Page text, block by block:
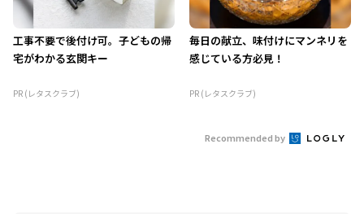
工事不要で後付け可。子どもの帰
宅がわかる玄関キー
PR (レタスクラブ)
毎日の献立、味付けにマンネリを
感じている方必見！
PR (レタスクラブ)
Recommended by